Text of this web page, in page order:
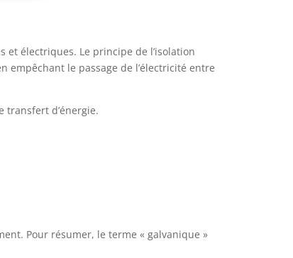
électriques. Le principe de l’isolation
empêchant le passage de l’électricité entre
transfert d’énergie.
Pour résumer, le terme « galvanique »